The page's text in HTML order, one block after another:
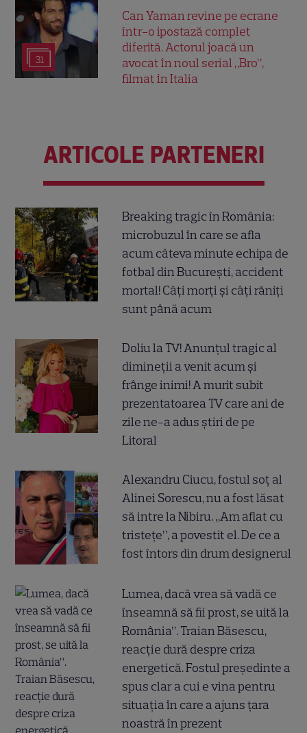
31
Can Yaman revine pe ecrane
într-o ipostază complet
diferită. Actorul joacă un
avocat în noul serial „Bro”,
filmat în Italia
ARTICOLE PARTENERI
Breaking tragic în România:
microbuzul în care se afla
acum câteva minute echipa de
fotbal din București, accident
mortal! Câți morți și câți răniți
sunt până acum
Doliu la TV! Anunțul tragic al
dimineții a venit acum și
frânge inimi! A murit subit
prezentatoarea TV care ani de
zile ne-a adus știri de pe
Litoral
Alexandru Ciucu, fostul soț al
Alinei Sorescu, nu a fost lăsat
să intre la Nibiru. „Am aflat cu
tristețe”, a povestit el. De ce a
fost întors din drum designerul
Lumea, dacă vrea să vadă ce
înseamnă să fii prost, se uită la
România”. Traian Băsescu,
reacție dură despre criza
energetică. Fostul președinte a
spus clar a cui e vina pentru
situația în care a ajuns țara
noastră în prezent